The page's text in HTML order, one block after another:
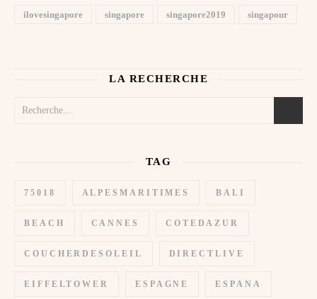
ilovesingapore singapore singapore2019 singapour
LA RECHERCHE
TAG
75018 ALPESMARITIMES BALI
BEACH CANNES COTEDAZUR
COUCHERDESOLEIL DIRECTLIVE
EIFFELTOWER ESPAGNE ESPANA